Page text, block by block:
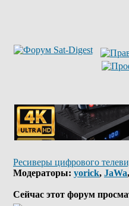
Ресиверы цифрового
Модераторы: yorick, JaWa,
Сейчас этот форум